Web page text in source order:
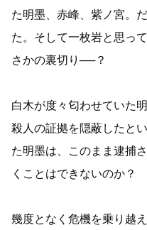
た明墨、赤峰、紫ノ宮。
た。そして一枚岩と思っ
さかの裏切り──？
白木が度々匂わせていた
殺人の証拠を隠蔽したと
た明墨は、このまま逮捕
くことはできないのか？
幾度となく危機を乗り越